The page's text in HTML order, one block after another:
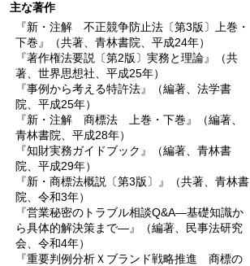
主な著作
『新・注解 不正競争防止法〔第3版〕上巻・
下巻』（共著、青林書院、平成24年）
『著作権法要説〔第2版〕実務と理論』（共
著、世界思想社、平成25年）
『事例から考える特許法』（編著、法学書
院、平成25年）
『新・注解 商標法 上巻・下巻』（編著、
青林書院、平成28年）
『知財実務ガイドブック』（編著、青林書
院、平成29年）
『新・商標法概説〔第3版〕』（共著、青林書
院、令和3年）
『営業秘密のトラブル相談Q&A―基礎知識か
ら具体的解決策まで―』（編著、民事法研究
会、令和4年）
『重要判例分析Ｘブランド戦略推進 商標の